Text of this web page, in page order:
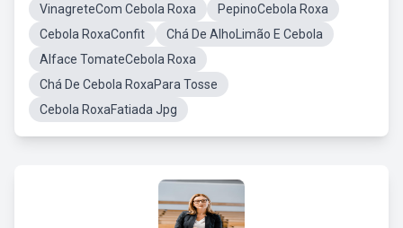
VinagreteCom Cebola Roxa
PepinoCebola Roxa
Cebola RoxaConfit
Chá De AlhoLimão E Cebola
Alface TomateCebola Roxa
Chá De Cebola RoxaPara Tosse
Cebola RoxaFatiada Jpg